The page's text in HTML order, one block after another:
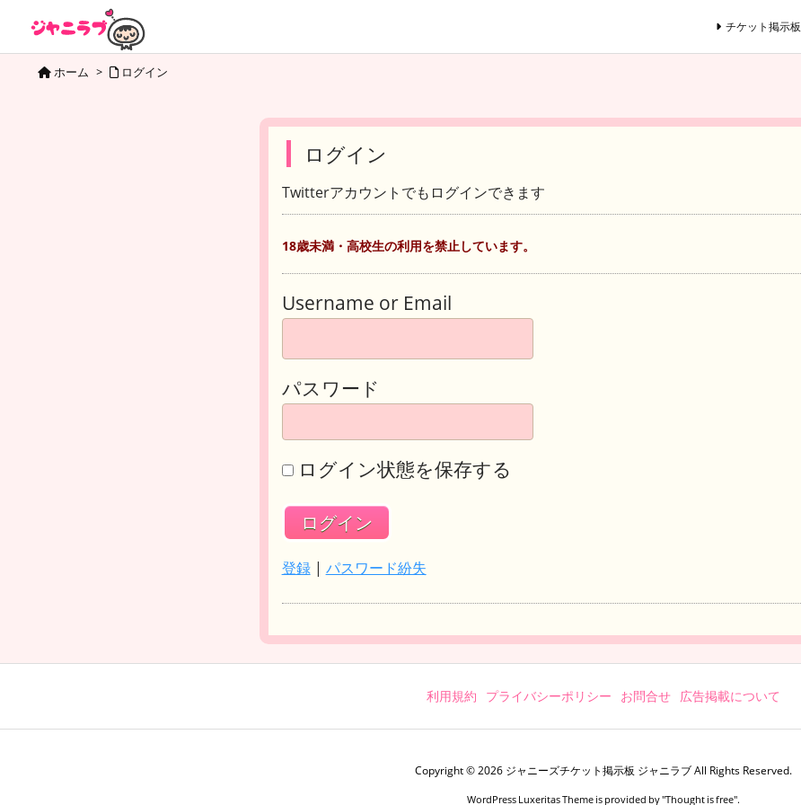
チケット掲示板
ホーム > ログイン
ログイン
Twitterアカウントでもログインできます
18歳未満・高校生の利用を禁止しています。
Username or Email
パスワード
ログイン状態を保存する
登録| パスワード紛失
利用規約 プライバシーポリシー お問合せ 広告掲載について
Copyright ©2026 ジャニーズチケット掲示板 ジャニラブAll Rights Reserved.
WordPress Luxeritas Theme is provided by "Thought is free".